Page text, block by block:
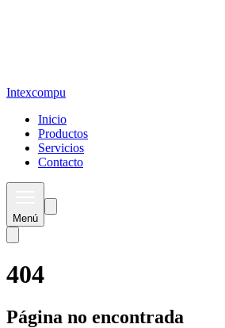
Intexcompu
Inicio
Productos
Servicios
Contacto
Menú
404
Página no encontrada